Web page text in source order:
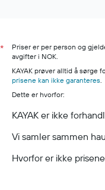
*
Priser er per person og
avgifter i NOK.
KAYAK prøver alltid å sørge
prisene kan ikke garanteres.
Dette er hvorfor:
KAYAK er ikke
Vi samler sammen
Hvorfor er ikke